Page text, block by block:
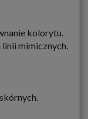
kolorytu.
linii mimicznych.